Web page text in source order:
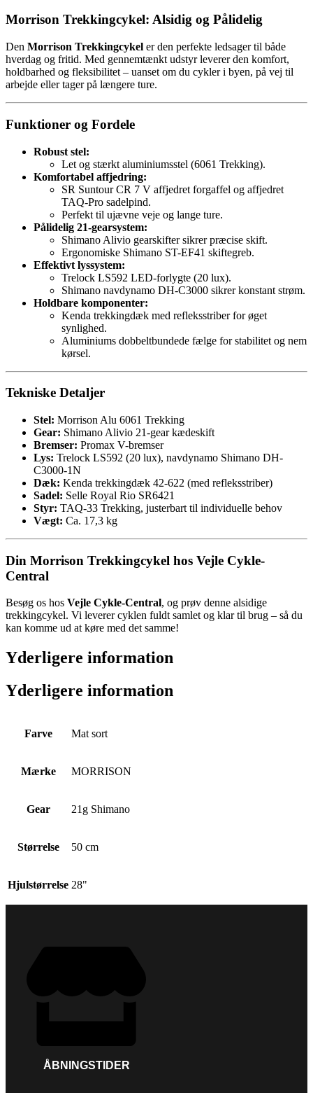
Morrison Trekkingcykel: Alsidig og Pålidelig
Den Morrison Trekkingcykel er den perfekte ledsager til både
hverdag og fritid. Med gennemtænkt udstyr leverer den komfort,
holdbarhed og fleksibilitet – uanset om du cykler i byen, på vej til
arbejde eller tager på længere ture.
Funktioner og Fordele
Robust stel:
Let og stærkt aluminiumsstel (6061 Trekking).
Komfortabel affjedring:
SR Suntour CR 7 V affjedret forgaffel og affjedret
TAQ-Pro sadelpind.
Perfekt til ujævne veje og lange ture.
Pålidelig 21-gearsystem:
Shimano Alivio gearskifter sikrer præcise skift.
Ergonomiske Shimano ST-EF41 skiftegreb.
Effektivt lyssystem:
Trelock LS592 LED-forlygte (20 lux).
Shimano navdynamo DH-C3000 sikrer konstant strøm.
Holdbare komponenter:
Kenda trekkingdæk med refleksstriber for øget
synlighed.
Aluminiums dobbeltbundede fælge for stabilitet og nem
kørsel.
Tekniske Detaljer
Stel: Morrison Alu 6061 Trekking
Gear: Shimano Alivio 21-gear kædeskift
Bremser: Promax V-bremser
Lys: Trelock LS592 (20 lux), navdynamo Shimano DH-
C3000-1N
Dæk: Kenda trekkingdæk 42-622 (med refleksstriber)
Sadel: Selle Royal Rio SR6421
Styr: TAQ-33 Trekking, justerbart til individuelle behov
Vægt: Ca. 17,3 kg
Din Morrison Trekkingcykel hos Vejle Cykle-
Central
Besøg os hos Vejle Cykle-Central, og prøv denne alsidige
trekkingcykel. Vi leverer cyklen fuldt samlet og klar til brug – så du
kan komme ud at køre med det samme!
Yderligere information
Yderligere information
Farve Mat sort
Mærke MORRISON
Gear 21g Shimano
Størrelse 50 cm
Hjulstørrelse 28"
ÅBNINGSTIDER